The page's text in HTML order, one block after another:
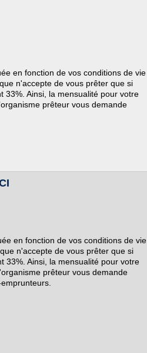
en fonction de vos conditions de vie
n'accepte de vous prêter que si
33%. Ainsi, la mensualité pour votre
prêteur vous demande
en fonction de vos conditions de vie
n'accepte de vous prêter que si
33%. Ainsi, la mensualité pour votre
prêteur vous demande